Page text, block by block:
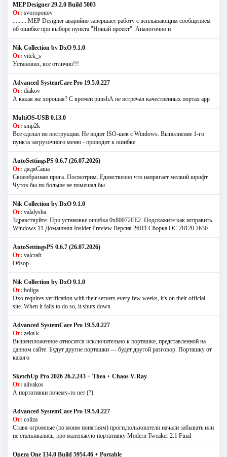
MEP Designer 29.2.0 Build 5003
От: svoroponov
..........MEP Designer аварийно завершает работу с всплывающим сообщением
об ошибке при выборе пункта "Новый проект". Аналогично и
Nik Collection by DxO 9.1.0
От: vitek_s
Установил, все отлично!!!
Advanced SystemCare Pro 19.5.0.227
От: diakov
А какая же хорошая? С времен punshА не встречал качественных портах app
MultiOS-USB 0.13.0
От: snip2k
Все сделал по инструкции. Не видит ISO-шек с Windows. Выполнение 1-го
пункта загрузочного меню - приводит к ошибке.
AutoSettingsPS 0.6.7 (26.07.2026)
От: дядяСаша
Своеобразная прога. Посмотрим. Единственно что напрягает мелкий шрифт.
Чуток бы по больше не помешал бы.
Nik Collection by DxO 9.1.0
От: valalysha
Здравствуйте. При установке ошибка 0х80072EE2. Подскажите как исправить.
Windows 11 Домашняя Insider Preview Версия 26H1 Сборка ОС 28120.2630
AutoSettingsPS 0.6.7 (26.07.2026)
От: valcraft
Обзор
Nik Collection by DxO 9.1.0
От: boliga
Dxo requires verification with their servers every few weeks, it's on their official
site. When it fails to do so, it shuts down
Advanced SystemCare Pro 19.5.0.227
От: zeka.k
Вышеизложенное относится исключительно к порташке, представленной на
данном сайте. Будут другие порташки — будет другой разговор. Порташку от
какого
SketchUp Pro 2026 26.2.243 + Thea + Chaos V-Ray
От: alivakos
А портативки почему-то нет (?).
Advanced SystemCare Pro 19.5.0.227
От: coliza
Ставя огромные (по моим понятиям) проги,пользователи начали забывать или
не сталкивались, про маленькую портативку Modern Tweaker 2.1 Final
Opera One 134.0 Build 5954.46 + Portable